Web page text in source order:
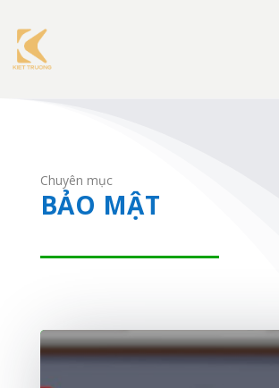
Chuyên mục
BẢO MẬT